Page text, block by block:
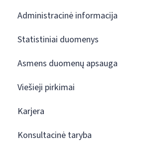
Administracinė informacija
Statistiniai duomenys
Asmens duomenų apsauga
Viešieji pirkimai
Karjera
Konsultacinė taryba